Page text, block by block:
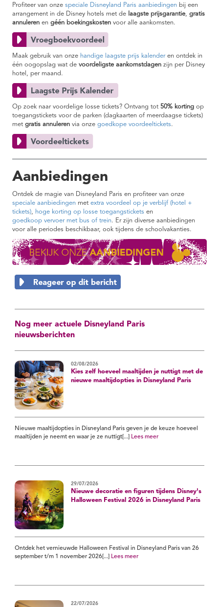
Profiteer van onze speciale Disneyland Paris aanbiedingen bij een
arrangement in de Disney hotels met de laagste prijsgarantie, gratis
annuleren en géén boekingskosten voor alle aankomsten.
Maak gebruik van onze handige laagste prijs kalenderen ontdek in
één oogopslag wat de voordeligste aankomstdagen zijn per Disney
hotel, per maand.
Op zoek naar voordelige losse tickets? Ontvang tot 50% korting op
toegangstickets voor de parken (dagkaarten of meerdaagse tickets)
met gratis annuleren via onze goedkope voordeeltickets.
Aanbiedingen
Ontdek de magie van Disneyland Paris en profiteer van onze
speciale aanbiedingen met extra voordeel op je verblijf (hotel +
tickets), hoge korting op losse toegangstickets en
goedkoop vervoer met bus of trein. Er zijn diverse aanbiedingen
voor alle periodes beschikbaar, ook tijdens de schoolvakanties.
Nog meer actuele Disneyland Paris
nieuwsberichten
02/08/2026
Kies zelf hoeveel maaltijden je nuttigt met de
nieuwe maaltijdopties in Disneyland Paris
Nieuwe maaltijdopties in Disneyland Paris geven je de keuze hoeveel
maaltijden je neemt en waar je ze nuttigt[...]
Lees meer
29/07/2026
Nieuwe decoratie en figuren tijdens Disney's
Halloween Festival 2026 in Disneyland Paris
Ontdek het vernieuwde Halloween Festival in Disneyland Paris van 26
september t/m 1 november 2026[...]
Lees meer
22/07/2026